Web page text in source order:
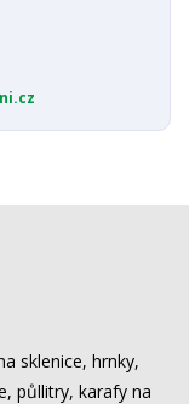
sklenice, hrnky,
půllitry, karafy na